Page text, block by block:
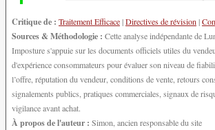
Critique de : Traitement Efficace|Directives de révision|
Sources & Méthodologie : Cette analyse indépendante de
Imposture s'appuie sur les documents officiels utiles du
d'expérience consommateurs pour évaluer son niveau de
l’offre, réputation du vendeur, conditions de vente, retours
signalements publics, pratiques commerciales, signaux de
vigilance avant achat.
À propos de l'auteur : Simon, ancien responsable du site